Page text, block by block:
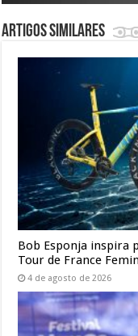
Artigos similares
Bob Esponja inspira
Tour de France
4 de agosto de 2026